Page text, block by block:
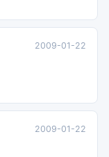
2009-01-22
2009-01-22